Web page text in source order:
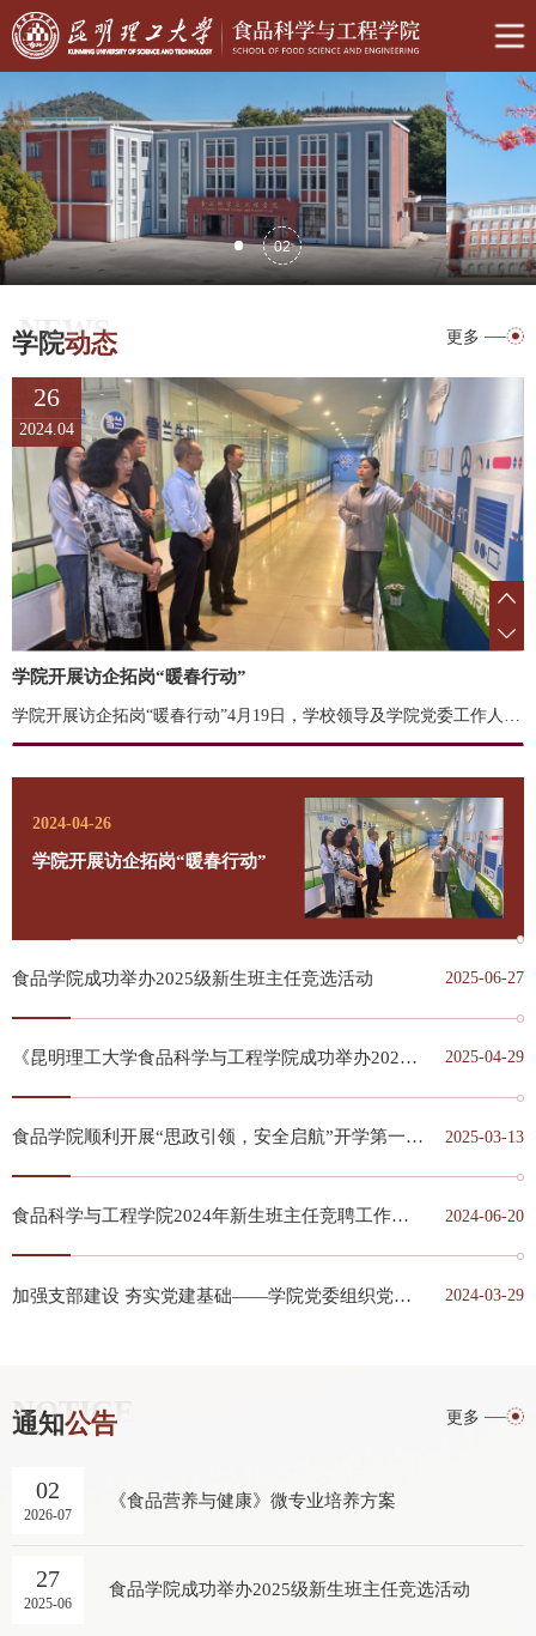
02
NEWS
学院动态 更多
26
2024.04
学院开展访企拓岗“暖春行动”
学院开展访企拓岗“暖春行动”4月19日，学校领导及学院党委工作人员一行赴知名企业昆明雪兰牛奶有限责任公司进行访企拓岗活动。此次访企拓岗由校党委常委、副校长杨斌带队，旨在进一步探索校企合作模式，促进学校与企业的深度交流与合作。杨斌一行参观了公司的生产车间、发展历程、生产理念和检测中心。通过实地参观，对雪兰公司先进的生产设备和精密的生产工艺留下了深刻的印象。杨斌表示，学校与企业是紧密联系在一起的，校企...
2024-04-26
学院开展访企拓岗“暖春行动”
食品学院成功举办2025级新生班主任竞选活动 2025-06-27
《昆明理工大学食品科学与工程学院成功举办2025本科专业人才培养方案论证会》新闻稿 2025-04-29
食品学院顺利开展“思政引领，安全启航”开学第一课主题班会系列活动 2025-03-13
食品科学与工程学院2024年新生班主任竞聘工作顺利召开 2024-06-20
加强支部建设 夯实党建基础——学院党委组织党务工作专题培训 2024-03-29
NOTICE
通知公告 更多
02
2026-07
《食品营养与健康》微专业培养方案
27
2025-06
食品学院成功举办2025级新生班主任竞选活动